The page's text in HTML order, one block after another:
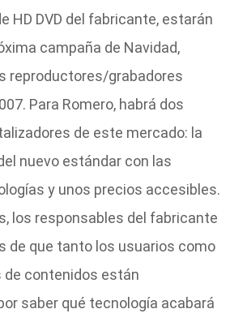
HD DVD del fabricante, estarán
campaña de Navidad,
reproductores/grabadores
Para Romero, habrá dos
de este mercado: la
nuevo estándar con las
y unos precios accesibles.
los responsables del fabricante
de que tanto los usuarios como
de contenidos están
saber qué tecnología acabará